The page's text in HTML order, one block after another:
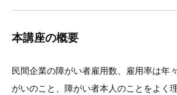
本講座の概要
⺠間企業の障がい者雇⽤数、雇⽤率は年
がいのこと、障がい者本⼈のことをよく